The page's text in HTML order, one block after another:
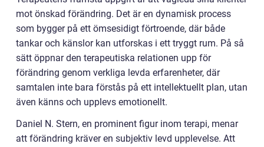
mot önskad förändring. Det är en dynamisk process
som bygger på ett ömsesidigt förtroende, där både
tankar och känslor kan utforskas i ett tryggt rum. På så
sätt öppnar den terapeutiska relationen upp för
förändring genom verkliga levda erfarenheter, där
samtalen inte bara förstås på ett intellektuellt plan, utan
även känns och upplevs emotionellt.
Daniel N. Stern, en prominent figur inom terapi, menar
att förändring kräver en subjektiv levd upplevelse. Att